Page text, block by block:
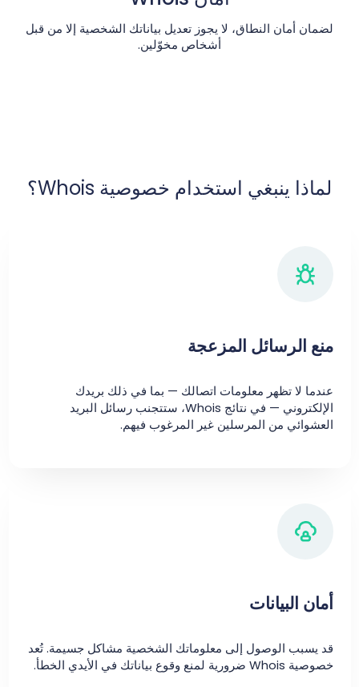
لضمان أمان النطاق، لا يجوز تعديل بياناتك الشخصية إلا من قبل
أشخاص مخوّلين.
لماذا ينبغي استخدام خصوصية Whois؟
منع الرسائل المزعجة
عندما لا تظهر معلومات اتصالك — بما في ذلك بريدك
الإلكتروني — في نتائج Whois، ستتجنب رسائل البريد
العشوائي من المرسلين غير المرغوب فيهم.
أمان البيانات
قد يسبب الوصول إلى معلوماتك الشخصية مشاكل جسيمة. تُعد
خصوصية Whois ضرورية لمنع وقوع بياناتك في الأيدي الخطأ.